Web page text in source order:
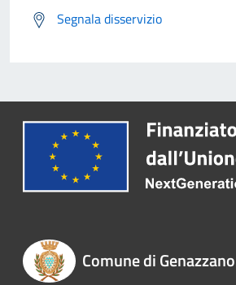
Segnala disservizio
Comune di Genazzano